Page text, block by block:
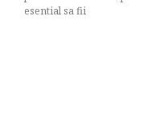
esential sa fii